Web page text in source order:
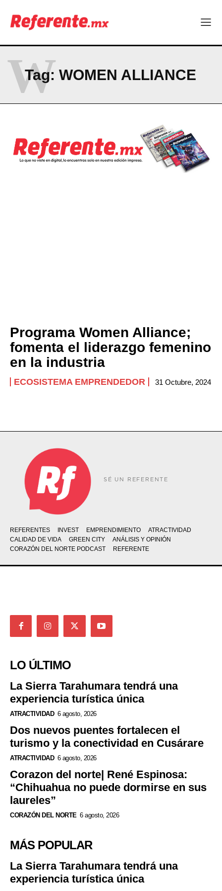
Company
CONTACT
PRIVACY POLICY
NEWSLETTER
Tag: WOMEN ALLIANCE
W
Programa Women Alliance;
fomenta el liderazgo femenino
en la industria
ECOSISTEMA EMPRENDEDOR 31 Octubre, 2024
SÉ UN REFERENTE
REFERENTES INVEST EMPRENDIMIENTO
ATRACTIVIDAD
CALIDAD DE VIDA
GREEN CITY
ANÁLISIS Y OPINIÓN
CORAZÓN DEL NORTE PODCAST
REFERENTE
LO ÚLTIMO
La Sierra Tarahumara tendrá una
experiencia turística única
ATRACTIVIDAD 6 agosto, 2026
Dos nuevos puentes fortalecen el
turismo y la conectividad en Cusárare
ATRACTIVIDAD 6 agosto, 2026
Corazon del norte| René Espinosa:
“Chihuahua no puede dormirse en sus
laureles”
CORAZÓN DEL NORTE 6 agosto, 2026
MÁS POPULAR
La Sierra Tarahumara tendrá una
experiencia turística única